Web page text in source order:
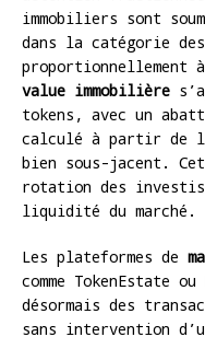
immobiliers sont
dans la catégorie
proportionnellement
value immobilière
tokens, avec un
calculé à partir de
bien sous-jacent.
rotation des
liquidité du marché.
Les plateformes de
comme TokenEstate
désormais des
sans intervention